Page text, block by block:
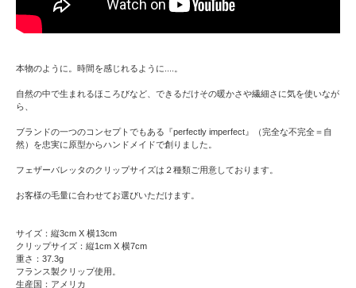
本物のように。時間を感じれるように....。
自然の中で生まれるほころびなど、できるだけその暖かさや繊細さに気を使いなが
ら、
ブランドの一つのコンセプトでもある『perfectly imperfect』（完全な不完全＝自
然）を忠実に原型からハンドメイドで創りました。
フェザーバレッタのクリップサイズは２種類ご用意しております。
お客様の毛量に合わせてお選びいただけます。
サイズ：縦3cm X 横13cm
クリップサイズ：縦1cm X 横7cm
重さ：37.3g
フランス製クリップ使用。
生産国：アメリカ